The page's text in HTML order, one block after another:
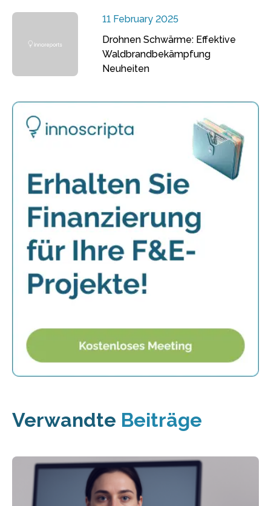
11 February 2025
Drohnen Schwärme: Effektive
Waldbrandbekämpfung
Neuheiten
Verwandte Beiträge